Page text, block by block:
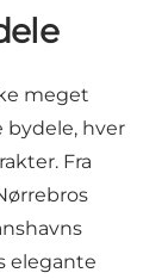
meget
bydele, hver
Fra
elegante